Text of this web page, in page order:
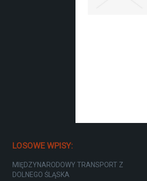
LOSOWE WPISY:
MIĘDZYNARODOWY TRANSPORT Z
DOLNEGO ŚLĄSKA